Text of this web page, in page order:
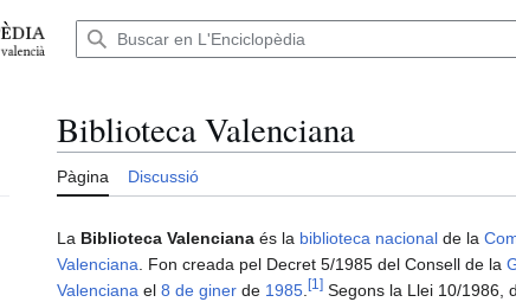
Biblioteca Valenciana
Pàgina Discussió
La Biblioteca Valenciana és la biblioteca nacional de la
Valenciana . Fon creada pel Decret 5/1985 del Consell de la
Valenciana el 8 de giner de 1985 [1 ] Segons la Llei 10/1986,